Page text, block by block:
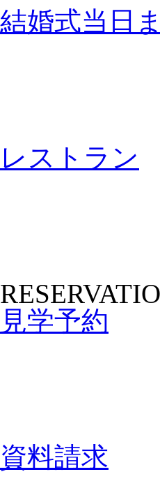
結婚式当日
レストラン
見学予約
資料請求